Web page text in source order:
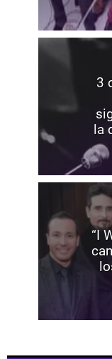
3
la
“I